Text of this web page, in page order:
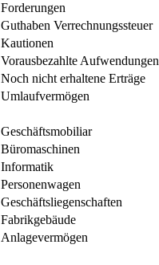
Forderungen
Guthaben Verrechnungssteuer
Kautionen
Vorausbezahlte Aufwendungen
Noch nicht erhaltene Erträge
Umlaufvermögen
Geschäftsmobiliar
Büromaschinen
Informatik
Personenwagen
Geschäftsliegenschaften
Fabrikgebäude
Anlagevermögen